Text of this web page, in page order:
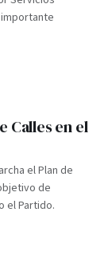
Calles en el
el Plan de
de
el Partido.